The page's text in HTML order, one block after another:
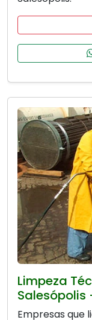
Limpeza
Salesópolis
Empresas que